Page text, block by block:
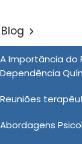
Blog
A Importância
Dependência
Reuniões
Abordagens